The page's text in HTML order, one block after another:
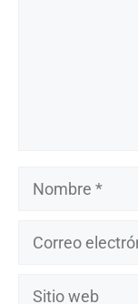
Nombre
Sitio